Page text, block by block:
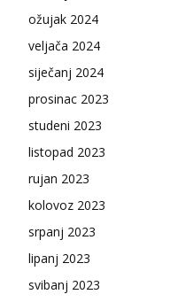
ožujak 2024
veljača 2024
siječanj 2024
prosinac 2023
studeni 2023
listopad 2023
rujan 2023
kolovoz 2023
srpanj 2023
lipanj 2023
svibanj 2023